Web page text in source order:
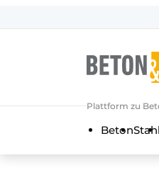
Plattform zu
BetonStahl